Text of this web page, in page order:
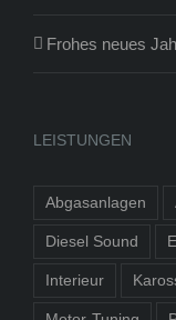
Frohes neues
LEISTUNGEN
Abgasanlagen
Diesel Sound
Interieur